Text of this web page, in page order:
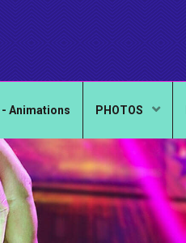
- Animations PHOTOS